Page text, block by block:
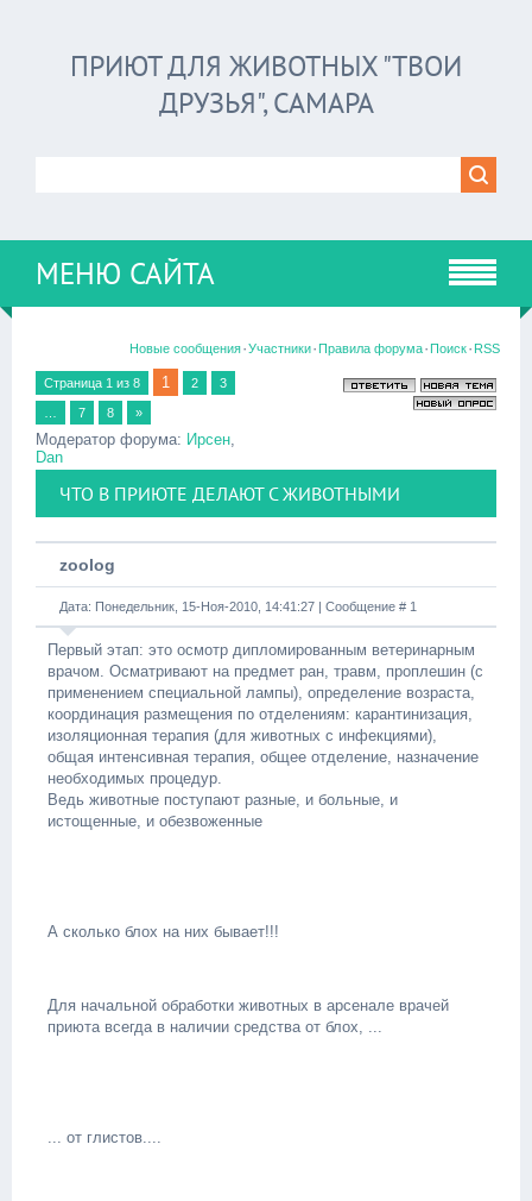
ПРИЮТ ДЛЯ ЖИВОТНЫХ "ТВОИ
ДРУЗЬЯ", САМАРА
МЕНЮ САЙТА
Новые сообщения·Участники·Правила форума·Поиск·RSS
Страница 1 из 8 1 2 3
7 8 »
Модератор форума: Ирсен,
Dan
ЧТО В ПРИЮТЕ ДЕЛАЮТ С ЖИВОТНЫМИ
zoolog
Дата: Понедельник, 15-Ноя-2010, 14:41:27 | Сообщение # 1
Первый этап: это осмотр дипломированным ветеринарным
врачом. Осматривают на предмет ран, травм, проплешин (с
применением специальной лампы), определение возраста,
координация размещения по отделениям: карантинизация,
изоляционная терапия (для животных с инфекциями),
общая интенсивная терапия, общее отделение, назначение
необходимых процедур.
Ведь животные поступают разные, и больные, и
истощенные, и обезвоженные
А сколько блох на них бывает!!!
Для начальной обработки животных в арсенале врачей
приюта всегда в наличии средства от блох, ...
... от глистов....